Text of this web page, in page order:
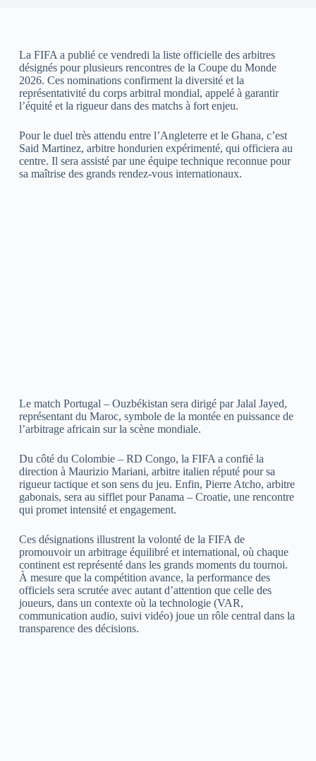
La FIFA a publié ce vendredi la liste officielle des arbitres
désignés pour plusieurs rencontres de la Coupe du Monde
2026. Ces nominations confirment la diversité et la
représentativité du corps arbitral mondial, appelé à garantir
l’équité et la rigueur dans des matchs à fort enjeu.
Pour le duel très attendu entre l’Angleterre et le Ghana, c’est
Said Martinez, arbitre hondurien expérimenté, qui officiera au
centre. Il sera assisté par une équipe technique reconnue pour
sa maîtrise des grands rendez-vous internationaux.
Le match Portugal – Ouzbékistan sera dirigé par Jalal Jayed,
représentant du Maroc, symbole de la montée en puissance de
l’arbitrage africain sur la scène mondiale.
Du côté du Colombie – RD Congo, la FIFA a confié la
direction à Maurizio Mariani, arbitre italien réputé pour sa
rigueur tactique et son sens du jeu. Enfin, Pierre Atcho, arbitre
gabonais, sera au sifflet pour Panama – Croatie, une rencontre
qui promet intensité et engagement.
Ces désignations illustrent la volonté de la FIFA de
promouvoir un arbitrage équilibré et international, où chaque
continent est représenté dans les grands moments du tournoi.
À mesure que la compétition avance, la performance des
officiels sera scrutée avec autant d’attention que celle des
joueurs, dans un contexte où la technologie (VAR,
communication audio, suivi vidéo) joue un rôle central dans la
transparence des décisions.